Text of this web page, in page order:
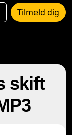
Tilmeld dig
skift